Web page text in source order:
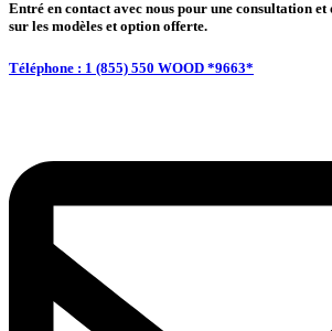
en
érable
Entré en contact avec nous pour une consultation
sur les modèles et option offerte.
Téléphone : 1 (855) 550 WOOD *9663*